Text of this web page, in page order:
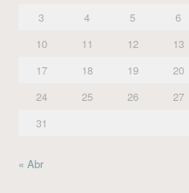
3
4 5 6
10
11 12 13
17
18 19 20
24
25 26 27
31
« Abr